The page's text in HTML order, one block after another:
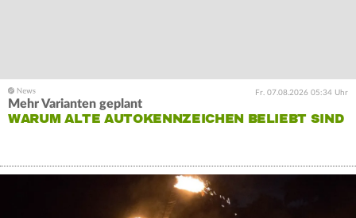
Fr. 07.08.2026 05:34 Uhr
Mehr Varianten geplant
WARUM ALTE AUTOKENNZEICHEN BELIEBT SIND